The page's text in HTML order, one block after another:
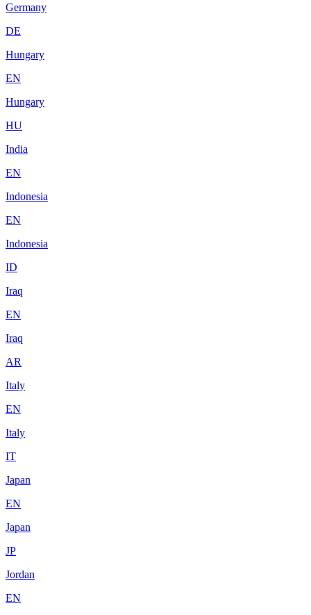
Germany
DE
Hungary
EN
Hungary
HU
India
EN
Indonesia
EN
Indonesia
ID
Iraq
EN
Iraq
AR
Italy
EN
Italy
IT
Japan
EN
Japan
JP
Jordan
EN